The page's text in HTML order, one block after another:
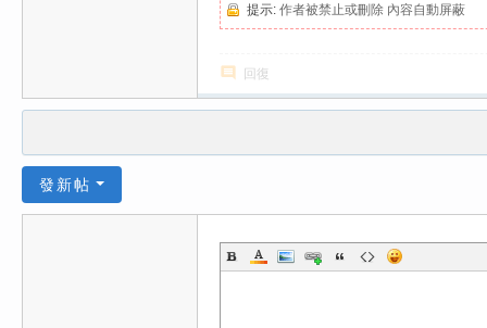
提示: 作者被禁止或刪除 內容自動屏蔽
回復
發新帖